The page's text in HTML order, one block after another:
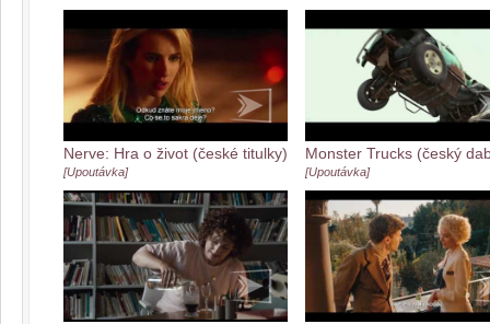
Nerve: Hra o život (české titulky)
[Upoutávka]
Monster Trucks (český
[Upoutávka]